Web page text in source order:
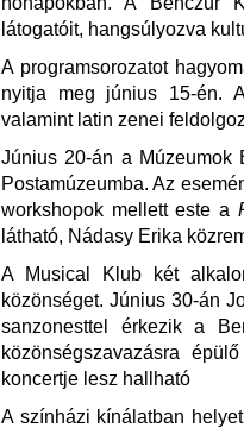
látogatóit, hangsúlyozva
A programsorozatot
nyitja meg június 15-én.
valamint latin zenei
Június 20-án a Múzeumok
Postamúzeumba. Az
workshopok mellett este a
látható, Nádasy Erika
A Musical Klub két
közönséget. Június 30-án
sanzonesttel érkezik a
közönségszavazásra
koncertje lesz hallható
A színházi kínálatban